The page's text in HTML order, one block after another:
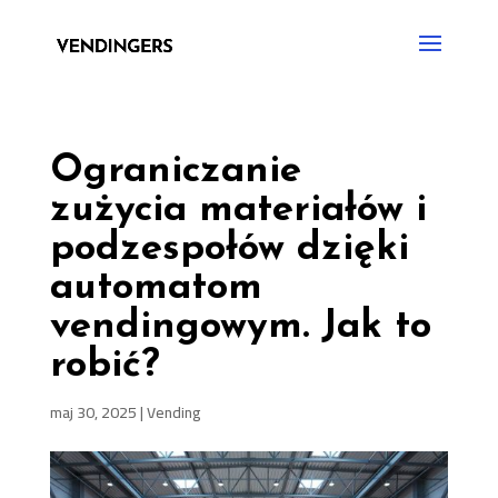
Ograniczanie
zużycia materiałów i
podzespołów dzięki
automatom
vendingowym. Jak to
robić?
maj 30, 2025|Vending